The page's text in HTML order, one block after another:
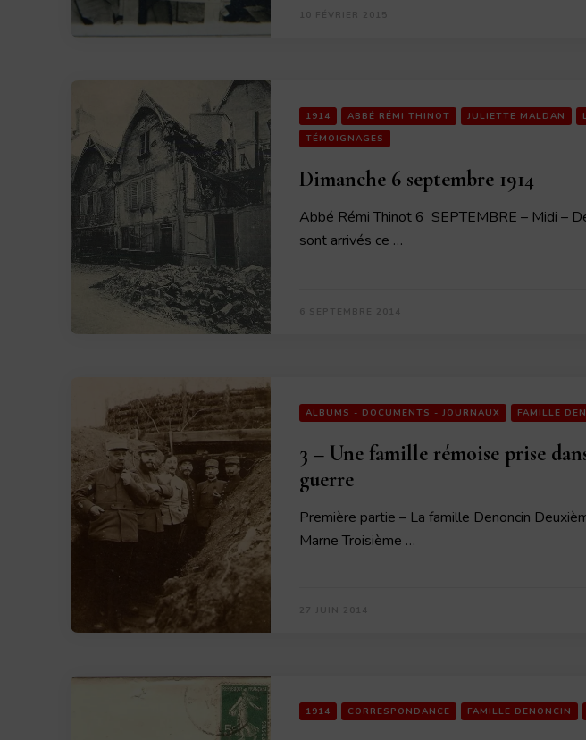
1914 ABBÉ RÉMI THINOT JULIETTE MALDAN
TÉMOIGNAGES
Dimanche 6 septembre 1914
Abbé Rémi Thinot 6 SEPTEMBRE – Midi –
sont arrivés ce …
ALBUMS - DOCUMENTS - JOURNAUX FAMILLE
3 – Une famille rémoise prise
guerre
Première partie – La famille Denoncin
Marne Troisième …
1914 CORRESPONDANCE FAMILLE DENONCIN